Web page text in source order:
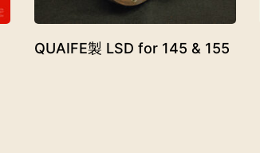
QUAIFE製 LSD for 145 & 155